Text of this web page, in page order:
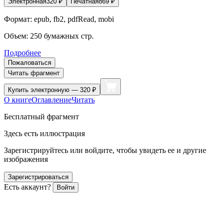
Формат: epub, fb2, pdfRead, mobi
Объем: 250 бумажных стр.
Подробнее
Пожаловаться
Читать фрагмент
Купить электронную — 320 ₽
О книгеОглавлениеЧитать
Бесплатный фрагмент
Здесь есть иллюстрация
Зарегистрируйтесь или войдите, чтобы увидеть ее и другие
изображения
Зарегистрироваться
Есть аккаунт? Войти